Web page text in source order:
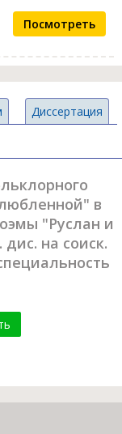
Посмотреть
Диссертация
в
"Руслан и
на соиск.